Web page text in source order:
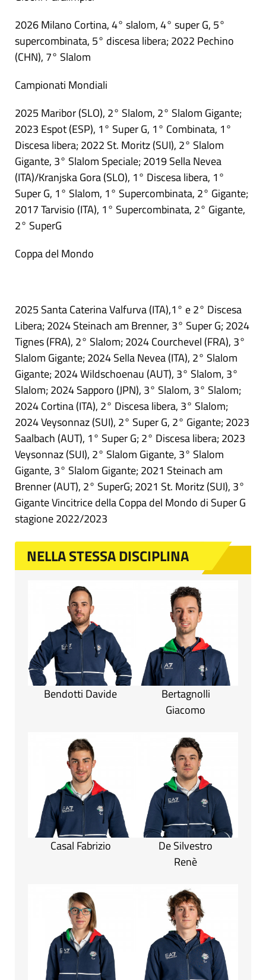
2026 Milano Cortina, 4° slalom, 4° super G, 5°
supercombinata, 5° discesa libera; 2022 Pechino
(CHN), 7° Slalom
Campionati Mondiali
2025 Maribor (SLO), 2° Slalom, 2° Slalom Gigante;
2023 Espot (ESP), 1° Super G, 1° Combinata, 1°
Discesa libera; 2022 St. Moritz (SUI), 2° Slalom
Gigante, 3° Slalom Speciale; 2019 Sella Nevea
(ITA)/Kranjska Gora (SLO), 1° Discesa libera, 1°
Super G, 1° Slalom, 1° Supercombinata, 2° Gigante;
2017 Tarvisio (ITA), 1° Supercombinata, 2° Gigante,
2° SuperG
Coppa del Mondo
2025 Santa Caterina Valfurva (ITA),1° e 2° Discesa
Libera; 2024 Steinach am Brenner, 3° Super G; 2024
Tignes (FRA), 2° Slalom; 2024 Courchevel (FRA), 3°
Slalom Gigante; 2024 Sella Nevea (ITA), 2° Slalom
Gigante; 2024 Wildschoenau (AUT), 3° Slalom, 3°
Slalom; 2024 Sapporo (JPN), 3° Slalom, 3° Slalom;
2024 Cortina (ITA), 2° Discesa libera, 3° Slalom;
2024 Veysonnaz (SUI), 2° Super G, 2° Gigante; 2023
Saalbach (AUT), 1° Super G; 2° Discesa libera; 2023
Veysonnaz (SUI), 2° Slalom Gigante, 3° Slalom
Gigante, 3° Slalom Gigante; 2021 Steinach am
Brenner (AUT), 2° SuperG; 2021 St. Moritz (SUI), 3°
Gigante Vincitrice della Coppa del Mondo di Super G
stagione 2022/2023
NELLA STESSA DISCIPLINA
Bendotti Davide
Bertagnolli
Giacomo
Casal Fabrizio
De Silvestro
Renè